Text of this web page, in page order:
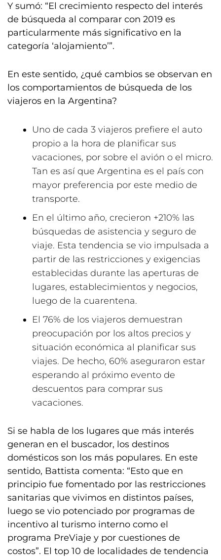
Y sumó: “El crecimiento respecto del interés
de búsqueda al comparar con 2019 es
particularmente más significativo en la
categoría ‘alojamiento’”.
En este sentido, ¿qué cambios se observan en
los comportamientos de búsqueda de los
viajeros en la Argentina?
Uno de cada 3 viajeros prefiere el auto
propio a la hora de planificar sus
vacaciones, por sobre el avión o el micro.
Tan es así que Argentina es el país con
mayor preferencia por este medio de
transporte.
En el último año, crecieron +210% las
búsquedas de asistencia y seguro de
viaje. Esta tendencia se vio impulsada a
partir de las restricciones y exigencias
establecidas durante las aperturas de
lugares, establecimientos y negocios,
luego de la cuarentena.
El 76% de los viajeros demuestran
preocupación por los altos precios y
situación económica al planificar sus
viajes. De hecho, 60% aseguraron estar
esperando al próximo evento de
descuentos para comprar sus
vacaciones.
Si se habla de los lugares que más interés
generan en el buscador, los destinos
domésticos son los más populares. En este
sentido, Battista comenta: “Esto que en
principio fue fomentado por las restricciones
sanitarias que vivimos en distintos países,
luego se vio potenciado por programas de
incentivo al turismo interno como el
programa PreViaje y por cuestiones de
costos”. El top 10 de localidades de tendencia